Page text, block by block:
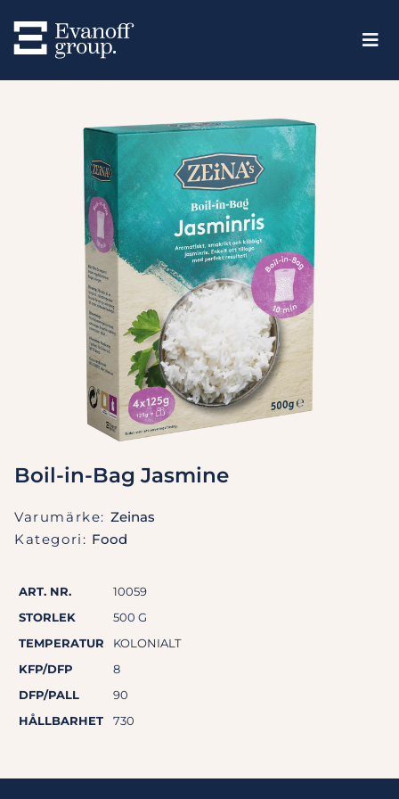
Boil-in-Bag Jasmine
Varumärke: Zeinas
Kategori: Food
ART. NR.
10059
STORLEK
500 G
TEMPERATUR
KOLONIALT
KFP/DFP
8
DFP/PALL
90
HÅLLBARHET
730